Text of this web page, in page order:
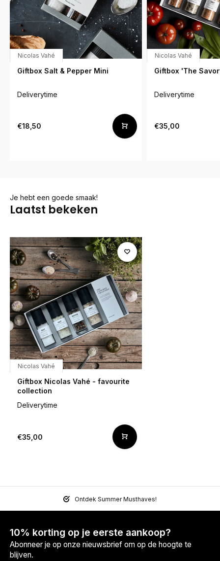
Nicolas Vahé
Giftbox Salt & Pepper Mini
Deliverytime
€18,50
Nicolas Vahé
Giftbox 'The
Deliverytime
€35,00
Je hebt een goede smaak!
Laatst bekeken
Nicolas Vahé
Giftbox Nicolas Vahé - favourite
collection
Deliverytime
€35,00
Ontdek Summer Musthaves!
10% korting op je eerste aankoop?
Abonneer je op onze nieuwsbrief om op de hoogte te
blijven.